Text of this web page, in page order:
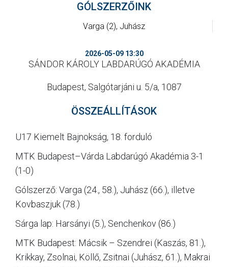
GALÉRIA
JELENTKEZÉS
SZURKOLÓI ÉLMÉNYEK
VEZETŐSÉG
GÓLSZERZŐINK
Varga (2), Juhász
2026-05-09 13:30
SÁNDOR KÁROLY LABDARÚGÓ AKADÉMIA
Budapest, Salgótarjáni u. 5/a, 1087
ÖSSZEÁLLÍTÁSOK
U17 Kiemelt Bajnokság, 18. forduló
MTK Budapest–Várda Labdarúgó Akadémia 3-1
(1-0)
Gólszerző: Varga (24., 58.), Juhász (66.), illetve
Kovbaszjuk (78.)
Sárga lap: Harsányi (5.), Senchenkov (86.)
MTK Budapest: Mácsik – Szendrei (Kaszás, 81.),
Krikkay, Zsolnai, Köllő, Zsitnai (Juhász, 61.), Makrai